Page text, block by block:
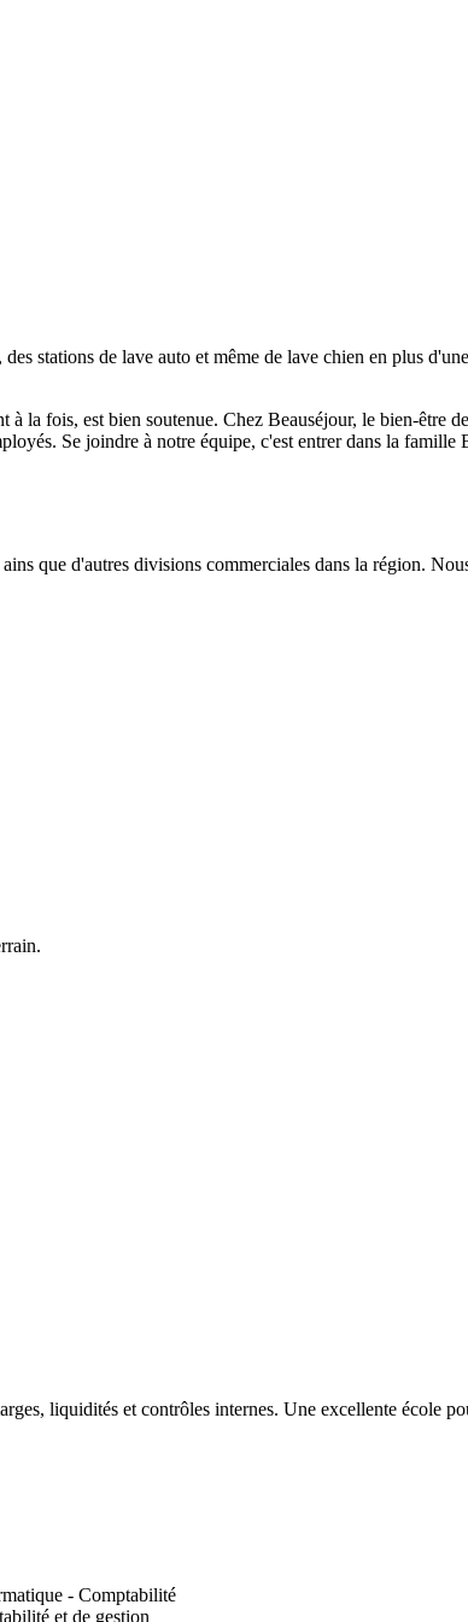
stations de lave auto et même de lave chien en plus
la fois, est bien soutenue. Chez Beauséjour, le bien-être
Se joindre à notre équipe, c'est entrer dans la famille
que d'autres divisions commerciales dans la région.
liquidités et contrôles internes. Une excellente école
- Comptabilité
et de gestion